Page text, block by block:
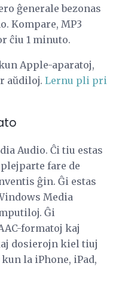
ĝenerale bezonas
Kompare, MP3
ĉiu 1 minuto.
Apple-aparatoj,
aŭdiloj. Lernu pli pri
Audio. Ĉi tiu estas
fare de
ĝin. Ĝi estas
Media
Ĝi
formatoj kaj
dosierojn kiel tiuj
la iPhone, iPad,